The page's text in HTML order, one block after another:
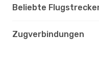
Beliebte
Zugverbindungen